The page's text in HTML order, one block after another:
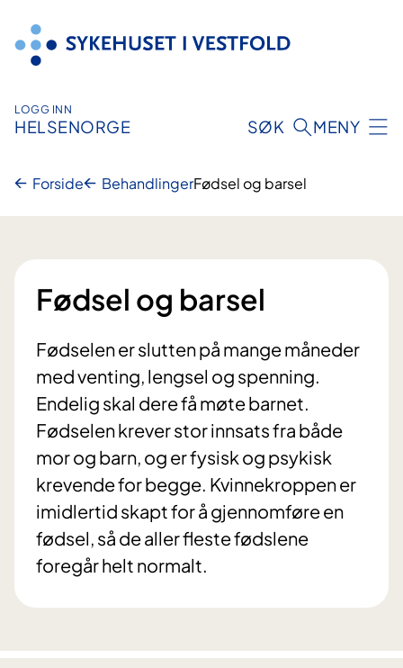
innhold
LOGG INN
HELSENORGE SØK MENY
Forside BehandlingerFødsel og barsel
Fødsel og barsel
Fødselen er slutten på mange måneder
med venting, lengsel og spenning.
Endelig skal dere få møte barnet.
Fødselen krever stor innsats fra både
mor og barn, og er fysisk og psykisk
krevende for begge. Kvinnekroppen er
imidlertid skapt for å gjennomføre en
fødsel, så de aller fleste fødslene
foregår helt normalt.